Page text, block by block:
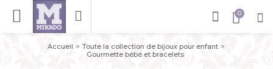
Accueil
Toute la collection de bijoux pour enfant
Gourmette bébé et bracelets